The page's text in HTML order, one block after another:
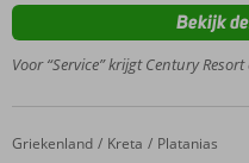
door een
prachtige
Halfpension
Voor “Service” krijgt Century Resort
Bekijk
Home
Griekenland Kreta Platanias
Porto Platanias Beach Resort & Spa